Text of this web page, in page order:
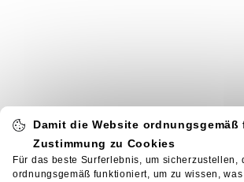
Damit die Website
Zustimmung zu Cookies
Für das beste Surferlebnis, um sicherzustellen,
ordnungsgemäß funktioniert, um zu wissen,